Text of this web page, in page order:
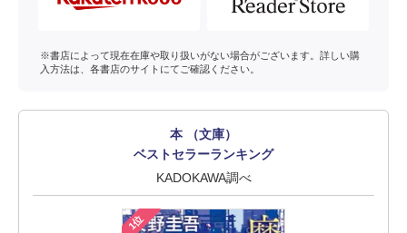
※書店によって現在在庫や取り扱いがない場合がございます。詳しい購
入方法は、各書店のサイトにてご確認ください。
本 （文庫）
ベストセラーランキング
KADOKAWA調べ
1位